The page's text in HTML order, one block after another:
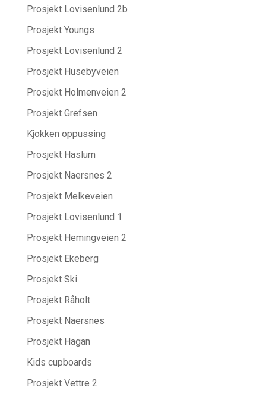
Prosjekt Lovisenlund 2b
Prosjekt Youngs
Prosjekt Lovisenlund 2
Prosjekt Husebyveien
Prosjekt Holmenveien 2
Prosjekt Grefsen
Kjokken oppussing
Prosjekt Haslum
Prosjekt Naersnes 2
Prosjekt Melkeveien
Prosjekt Lovisenlund 1
Prosjekt Hemingveien 2
Prosjekt Ekeberg
Prosjekt Ski
Prosjekt Råholt
Prosjekt Naersnes
Prosjekt Hagan
Kids cupboards
Prosjekt Vettre 2